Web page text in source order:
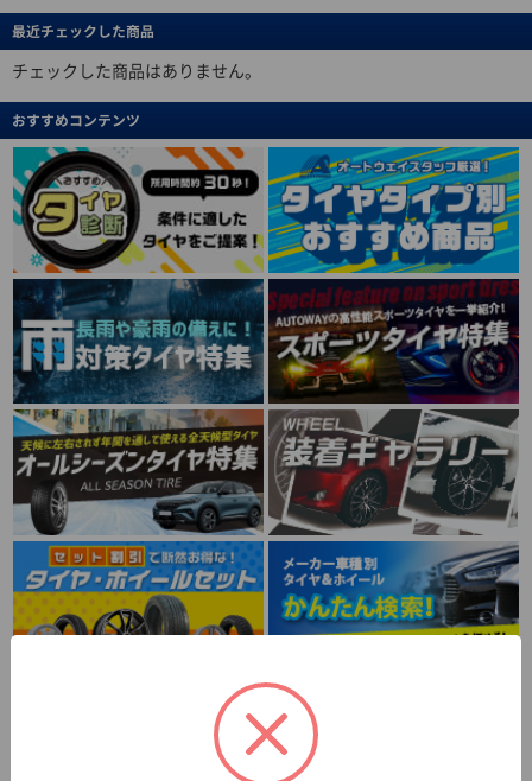
最近チェックした商品
チェックした商品はありません。
おすすめコンテンツ